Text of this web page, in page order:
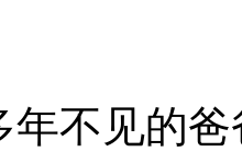
年不见的爸